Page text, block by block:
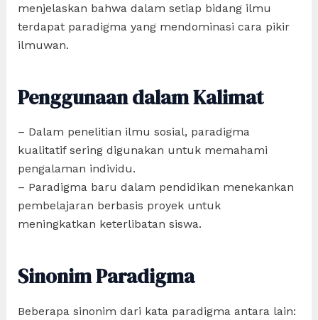
menjelaskan bahwa dalam setiap bidang ilmu
terdapat paradigma yang mendominasi cara pikir
ilmuwan.
Penggunaan dalam Kalimat
– Dalam penelitian ilmu sosial, paradigma
kualitatif sering digunakan untuk memahami
pengalaman individu.
– Paradigma baru dalam pendidikan menekankan
pembelajaran berbasis proyek untuk
meningkatkan keterlibatan siswa.
Sinonim Paradigma
Beberapa sinonim dari kata paradigma antara lain: